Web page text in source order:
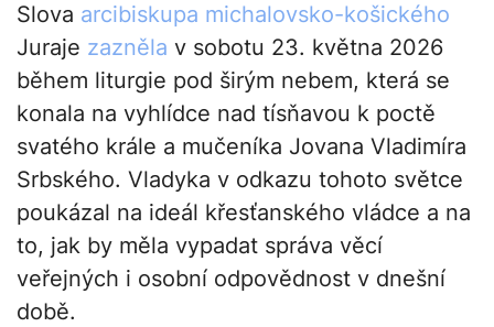
Slova arcibiskupa michalovsko-košického
Juraje zazněla v sobotu 23. května 2026
během liturgie pod širým nebem, která se
konala na vyhlídce nad tísňavou k poctě
svatého krále a mučeníka Jovana Vladimíra
Srbského. Vladyka v odkazu tohoto světce
poukázal na ideál křesťanského vládce a na
to, jak by měla vypadat správa věcí
veřejných i osobní odpovědnost v dnešní
době.